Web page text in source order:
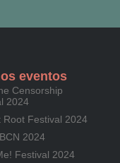
eventos
Censorship
2024
Root Festival 2024
2024
Festival 2024